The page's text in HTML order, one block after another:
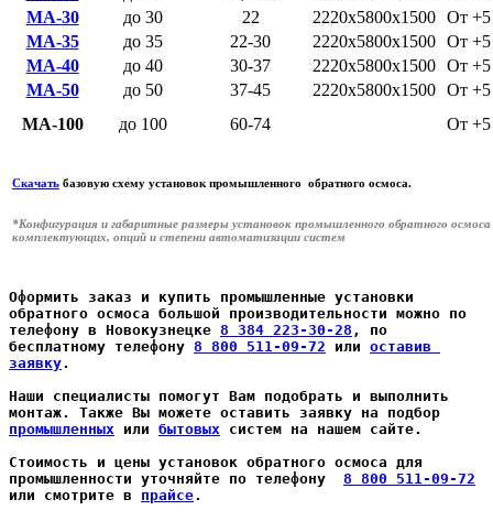
МА-30
до 30 22 2220х5800х1500 От +5
МА-35
до 35 22-30 2220x5800x1500 От +5
МА-40
до 40 30-37 2220x5800x1500 От +5
МА-50
до 50 37-45 2220x5800x1500 От +5
МА-100
до 100 60-74 От +5
Скачать базовую схему установок промышленного обратного осмоса.
*Конфигурация и габаритные размеры установок промышленного обратного осмоса
комплектующих, опций и степени автоматизации систем
Оформить заказ и купить промышленные установки
обратного осмоса большой производительности можно по
телефону в Новокузнецке 8 384 223-30-28 , по
бесплатному телефону 8 800 511-09-72 или оставив
заявку.
Наши специалисты помогут Вам подобрать и выполнить
промышленных или бытовых систем на нашем сайте.
Стоимость и цены установок обратного осмоса для
промышленности уточняйте по телефону 8 800 511-09-72
или смотрите в прайсе.